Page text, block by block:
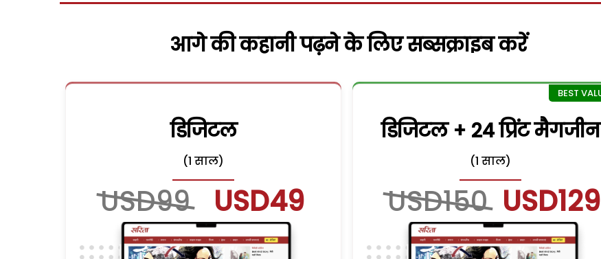
आगे की कहानी पढ़ने के लिए सब्सक्राइब करें
डिजिटल
(1 साल)
USD99 USD49
डिजिटल + 24 प्रिंट मैगजीन
(1 साल)
USD150 USD129